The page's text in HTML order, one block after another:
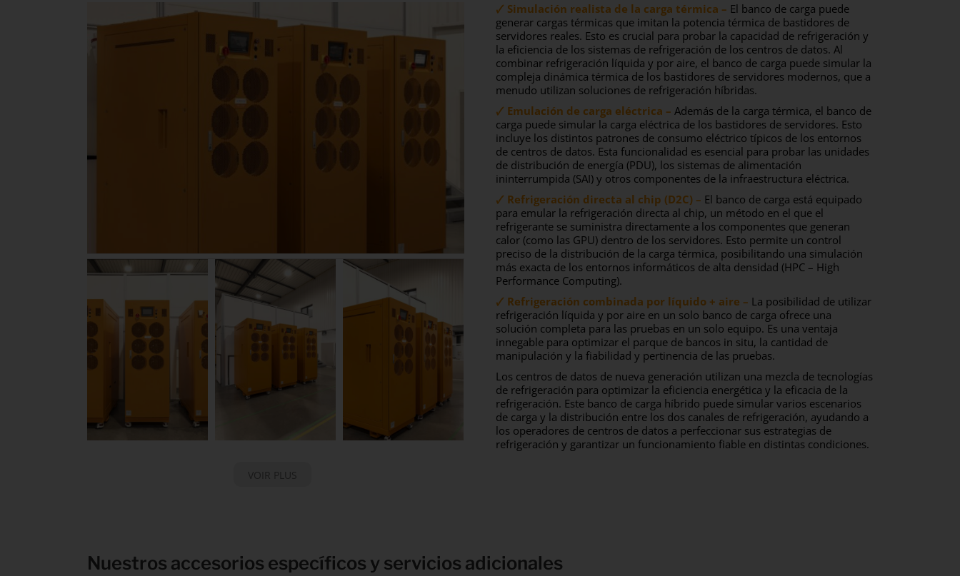
VOIR PLUS
🗸 Simulación realista de la carga térmica – El banco de carga puede
generar cargas térmicas que imitan la potencia térmica de bastidores de
servidores reales. Esto es crucial para probar la capacidad de refrigeración y
la eficiencia de los sistemas de refrigeración de los centros de datos. Al
combinar refrigeración líquida y por aire, el banco de carga puede simular la
compleja dinámica térmica de los bastidores de servidores modernos, que a
menudo utilizan soluciones de refrigeración híbridas.
🗸 Emulación de carga eléctrica – Además de la carga térmica, el banco de
carga puede simular la carga eléctrica de los bastidores de servidores. Esto
incluye los distintos patrones de consumo eléctrico típicos de los entornos
de centros de datos. Esta funcionalidad es esencial para probar las unidades
de distribución de energía (PDU), los sistemas de alimentación
ininterrumpida (SAI) y otros componentes de la infraestructura eléctrica.
🗸 Refrigeración directa al chip (D2C) – El banco de carga está equipado
para emular la refrigeración directa al chip, un método en el que el
refrigerante se suministra directamente a los componentes que generan
calor (como las GPU) dentro de los servidores. Esto permite un control
preciso de la distribución de la carga térmica, posibilitando una simulación
más exacta de los entornos informáticos de alta densidad (HPC – High
Performance Computing).
🗸 Refrigeración combinada por líquido + aire – La posibilidad de utilizar
refrigeración líquida y por aire en un solo banco de carga ofrece una
solución completa para las pruebas en un solo equipo. Es una ventaja
innegable para optimizar el parque de bancos in situ, la cantidad de
manipulación y la fiabilidad y pertinencia de las pruebas.
Los centros de datos de nueva generación utilizan una mezcla de tecnologías
de refrigeración para optimizar la eficiencia energética y la eficacia de la
refrigeración. Este banco de carga híbrido puede simular varios escenarios
de carga y la distribución entre los dos canales de refrigeración, ayudando a
los operadores de centros de datos a perfeccionar sus estrategias de
refrigeración y garantizar un funcionamiento fiable en distintas condiciones.
Nuestros accesorios específicos y servicios adicionales